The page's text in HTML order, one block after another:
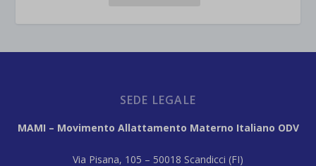
SEDE LEGALE
MAMI – Movimento Allattamento Materno Italiano ODV
Via Pisana, 105 – 50018 Scandicci (FI)